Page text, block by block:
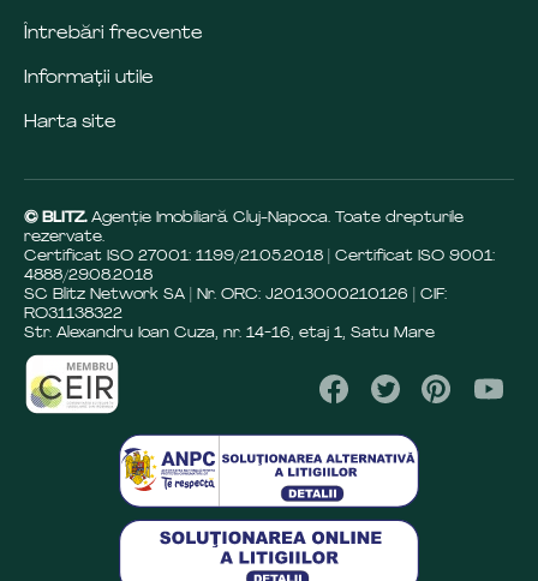
Întrebări frecvente
Informații utile
Harta site
© BLITZ. Agenție Imobiliară Cluj-Napoca. Toate drepturile
rezervate.
Certificat ISO 27001: 1199/21.05.2018 | Certificat ISO 9001:
4888/29.08.2018
SC Blitz Network SA | Nr. ORC: J2013000210126 | CIF:
RO31138322
Str. Alexandru Ioan Cuza, nr. 14-16, etaj 1, Satu Mare